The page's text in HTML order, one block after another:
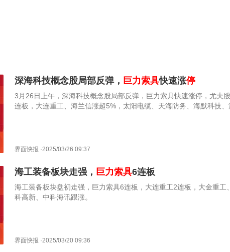
深海科技概念股局部反弹， 巨力索具快速涨停
3月26日上午，深海科技概念股局部反弹，巨力索具快速涨停，尤夫
连板，大连重工、海兰信涨超5%，太阳电缆、天海防务、海默科技、
界面快报 ·2025/03/26 09:37
海工装备板块走强， 巨力索具6连板
海工装备板块盘初走强，巨力索具6连板，大连重工2连板，大金重工
科高新、中科海讯跟涨。
界面快报 ·2025/03/20 09:36